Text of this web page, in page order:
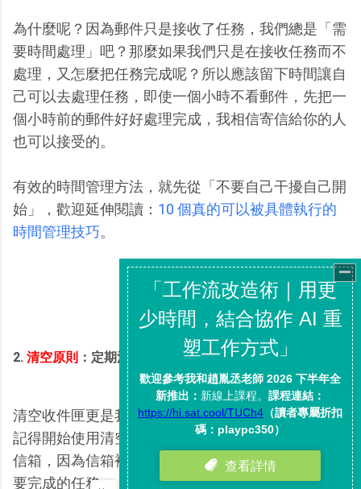
為什麼呢？因為郵件只是接收了任務，我們總是「需
要時間處理」吧？那麼如果我們只是在接收任務而不
處理，又怎麼把任務完成呢？所以應該留下時間讓自
己可以去處理任務，即使一個小時不看郵件，先把一
個小時前的郵件好好處理完成，我相信寄信給你的人
也可以接受的。
有效的時間管理方法，就先從「不要自己干擾自己開
始」，歡迎延伸閱讀： 10 個真的可以被具體執行的
時間管理技巧。
2. 清空原則 ：定期清空收件匣
清空收件匣更是我執行了七八年的郵件處理原則，還
記得開始使用清空收件匣方法後，我再也不害怕打開
信箱，因為信箱裡不會有雜亂的郵件，只有我真正需
要完成的任務。